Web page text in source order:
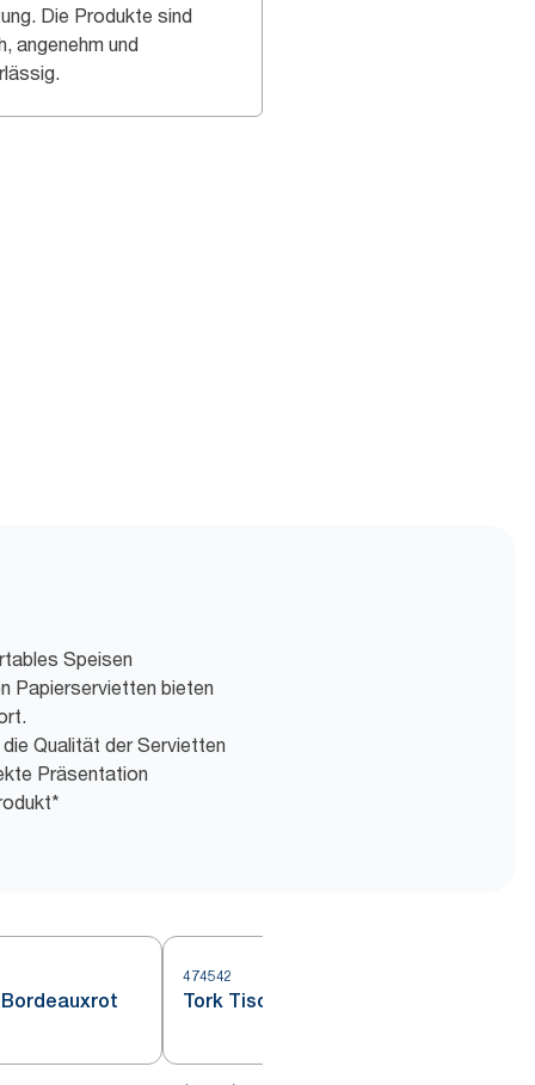
Die Produkte sind
angenehm und
Speisen
Papierservietten bieten
Qualität der Servietten
Präsentation
474542
Tork Tischset Bordeauxrot